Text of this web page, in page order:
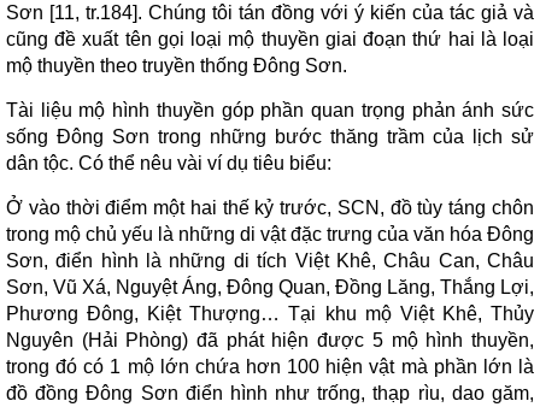
Sơn [11, tr.184]. Chúng tôi tán đồng với ý kiến của tác giả và
cũng đề xuất tên gọi loại mộ thuyền giai đoạn thứ hai là loại
mộ thuyền theo truyền thống Đông Sơn.
Tài liệu mộ hình thuyền góp phần quan trọng phản ánh sức
sống Đông Sơn trong những bước thăng trầm của lịch sử
dân tộc. Có thể nêu vài ví dụ tiêu biểu:
Ở vào thời điểm một hai thế kỷ trước, SCN, đồ tùy táng chôn
trong mộ chủ yếu là những di vật đặc trưng của văn hóa Đông
Sơn, điển hình là những di tích Việt Khê, Châu Can, Châu
Sơn, Vũ Xá, Nguyệt Áng, Đông Quan, Đồng Lăng, Thắng Lợi,
Phương Đông, Kiệt Thượng… Tại khu mộ Việt Khê, Thủy
Nguyên (Hải Phòng) đã phát hiện được 5 mộ hình thuyền,
trong đó có 1 mộ lớn chứa hơn 100 hiện vật mà phần lớn là
đồ đồng Đông Sơn điển hình như trống, thạp rìu, dao găm,